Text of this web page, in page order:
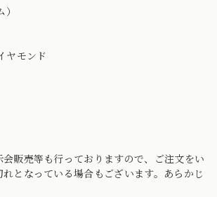
ヤモンド
販売等も行っておりますので、ご注文をい
となっている場合もございます。あらかじ